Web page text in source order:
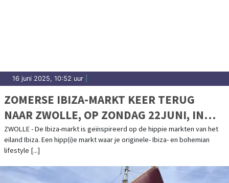
16 juni 2025, 10:52 uur
ZOMERSE IBIZA-MARKT KEER TERUG
NAAR ZWOLLE, OP ZONDAG 22JUNI, IN
HET PARK DE WEZENLANDEN.
ZWOLLE - De Ibiza-markt is geïnspireerd op de hippie markten van het
eiland Ibiza. Een hipp(i)e markt waar je originele- Ibiza- en bohemian
lifestyle [...]